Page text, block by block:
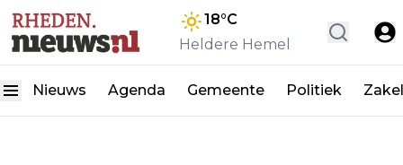
18°C
Heldere Hemel
Nieuws Agenda Gemeente Politiek